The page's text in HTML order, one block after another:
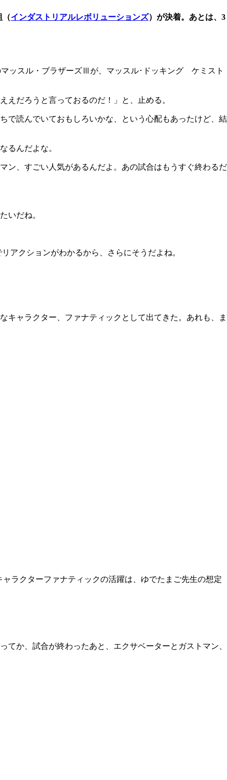
（インダストリアルレボリューションズ）が決着。あとは、3
ッスル・ブラザーズⅢが、マッスル･ドッキング ケミスト
だろうと言っておるのだ！」と、止める。
読んでいておもしろいかな、という心配もあったけど、結
るんだよな。
、すごい人気があるんだよ。あの試合はもうすぐ終わるだ
いだね。
リアクションがわかるから、さらにそうだよね。
ャラクター、ファナティックとして出てきた。あれも、ま
ラクターファナティックの活躍は、ゆでたまご先生の想定
か、試合が終わったあと、エクサベーターとガストマン、